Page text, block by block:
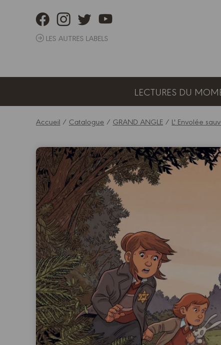
LES AUTRES LABELS
LECTURES DU
Accueil / Catalogue / GRAND ANGLE / L' Envolée